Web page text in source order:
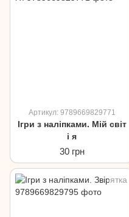
Артикул: 9789669829771
Ігри з наліпками. Мій світ
і я
30 грн